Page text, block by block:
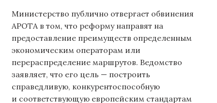
Министерство публично отвергает обвинения
APOTA в том, что реформу направят ​​на
предоставление преимуществ определенным
экономическим операторам или
перераспределение маршрутов. Ведомство
заявляет, что его цель — построить
справедливую, конкурентоспособную
и соответствующую европейским стандартам